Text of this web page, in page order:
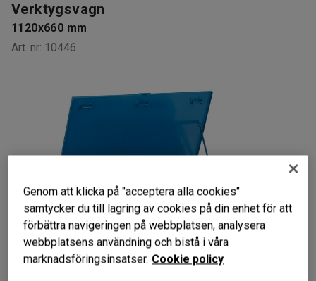
Verktygsvagn
1120x660 mm
Art. nr: 10446
Genom att klicka på "acceptera alla cookies"
samtycker du till lagring av cookies på din enhet för att
förbättra navigeringen på webbplatsen, analysera
webbplatsens användning och bistå i våra
marknadsföringsinsatser. Cookie policy